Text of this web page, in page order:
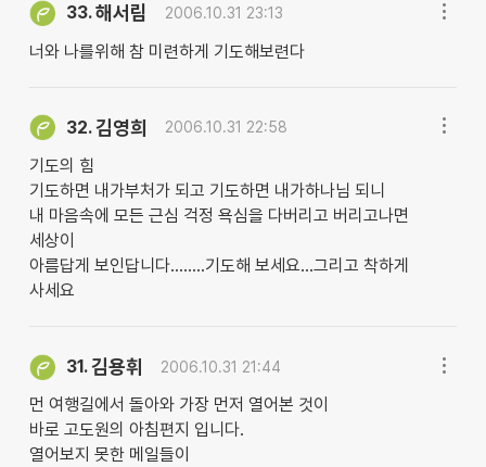
33.해서림 2006.10.31 23:13
너와 나를위해 참 미련하게 기도해보련다
32.김영희 2006.10.31 22:58
기도의 힘
기도하면 내가부처가 되고 기도하면 내가하나님 되니
내 마음속에 모든 근심 걱정 욕심을 다버리고 버리고나면
세상이
아름답게 보인답니다........기도해 보세요...그리고 착하게
사세요
31.김용휘 2006.10.31 21:44
먼 여행길에서 돌아와 가장 먼저 열어본 것이
바로 고도원의 아침편지 입니다.
열어보지 못한 메일들이